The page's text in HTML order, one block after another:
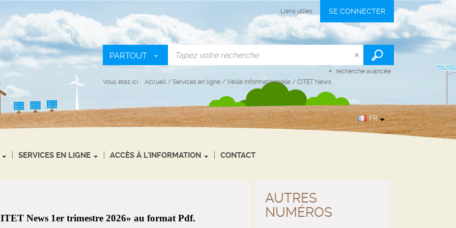
Liens utiles SE CONNECTER
PARTOUT
recherche avancée
Vous êtes ici : Accueil / Services en ligne / Veille Informationnelle / CITET News
FR
SERVICES EN LIGNE ACCÈS À L'INFORMATION CONTACT
AUTRES
NUMÉROS